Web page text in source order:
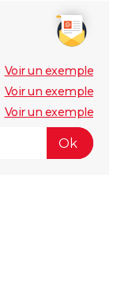
Voir un exemple
Voir un exemple
Voir un exemple